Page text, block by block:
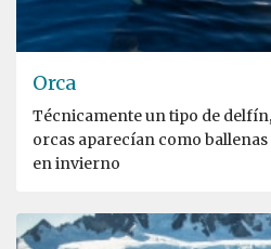
Orca
Técnicamente un tipo de
orcas aparecían como
en invierno